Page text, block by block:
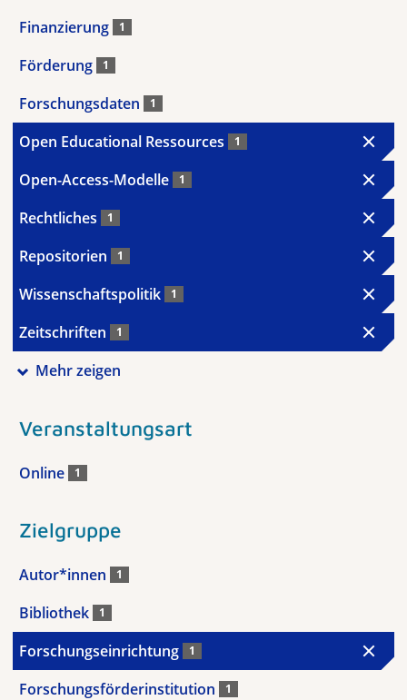
Finanzierung 1
Förderung 1
Forschungsdaten 1
Open Educational Ressources 1
Open-Access-Modelle 1
Rechtliches 1
Repositorien 1
Wissenschaftspolitik 1
Zeitschriften 1
Mehr zeigen
Veranstaltungsart
Online 1
Zielgruppe
Autor*innen 1
Bibliothek 1
Forschungseinrichtung 1
Forschungsförderinstitution 1